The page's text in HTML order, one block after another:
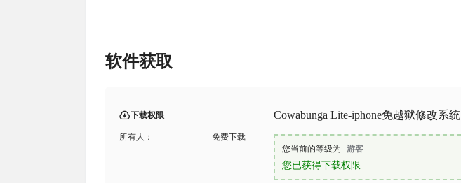
软件获取
下载权限
所有人： 免费下载
Cowabunga Lite-iphone免越狱修改系统
您当前的等级为 游客
您已获得下载权限